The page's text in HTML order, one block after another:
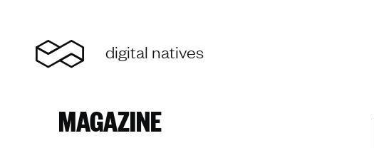
Home digital natives
MAGAZINE